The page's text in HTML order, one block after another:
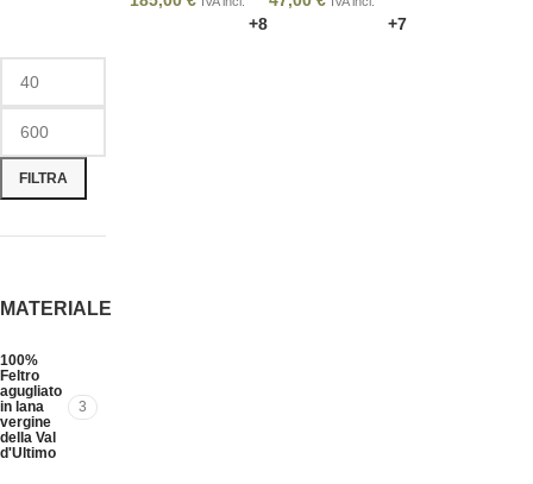
FILTRA
MATERIALE
100%
Feltro
agugliato
in lana
vergine
della Val
d'Ultimo
3
+8 +7